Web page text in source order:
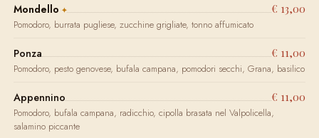
Mondello € 13,00
Pomodoro, burrata pugliese, zucchine grigliate, tonno affumicato
Ponza € 11,00
Pomodoro, pesto genovese, bufala campana, pomodori secchi, Grana, basilico
Appennino € 11,00
Pomodoro, bufala campana, radicchio, cipolla brasata nel Valpolicella,
salamino piccante